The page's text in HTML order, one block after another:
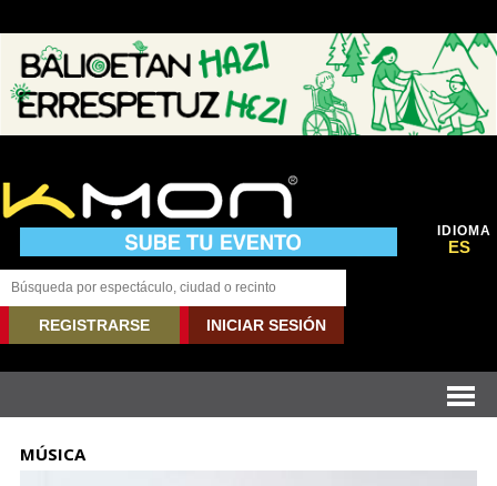
IDIOMA
ES
REGISTRARSE INICIAR SESIÓN
MÚSICA